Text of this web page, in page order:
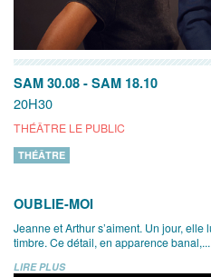
SAM 30.08 - SAM 18.10
20H30
THÉÂTRE LE PUBLIC
THÉÂTRE
OUBLIE-MOI
Jeanne et Arthur s’aiment. Un jour, elle
timbre. Ce détail, en apparence banal,...
LIRE PLUS